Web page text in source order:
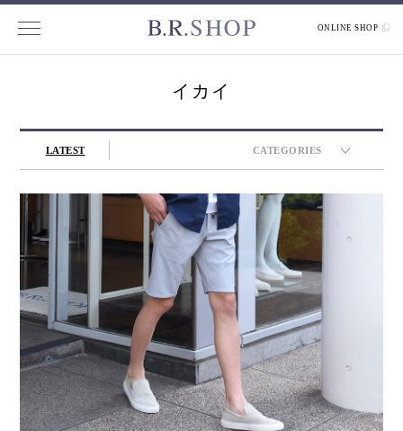
ONLINE SHOP
イカイ
LATEST CATEGORIES